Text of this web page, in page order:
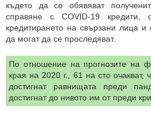
където да се обявяват
справяне с COVID-19 кредити,
кредитирането на свързани лица и
да могат да се проследяват.
По отношение на прогнозите на
края на 2020 г., 61 на сто
достигнат равнищата преди
достигнат до нивото им от преди